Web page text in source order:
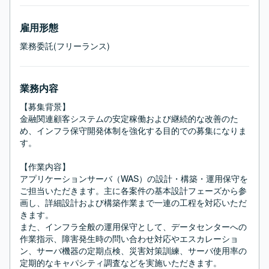
雇用形態
業務委託(フリーランス)
業務内容
【募集背景】
金融関連顧客システムの安定稼働および継続的な改善のた
め、インフラ保守開発体制を強化する目的での募集になりま
す。
【作業内容】
アプリケーションサーバ（WAS）の設計・構築・運用保守を
ご担当いただきます。主に各案件の基本設計フェーズから参
画し、詳細設計および構築作業まで一連の工程を対応いただ
きます。
また、インフラ全般の運用保守として、データセンターへの
作業指示、障害発生時の問い合わせ対応やエスカレーショ
ン、サーバ機器の定期点検、災害対策訓練、サーバ使用率の
定期的なキャパシティ調査などを実施いただきます。